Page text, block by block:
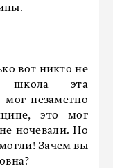
вот никто не
школа эта
мог незаметно
это мог
ночевали. Но
Зачем вы